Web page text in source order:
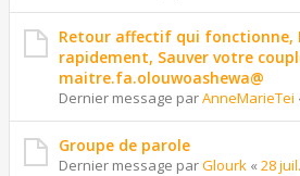
Retour affectif qui fonctionne,
rapidement, Sauver votre
maitre.fa.olouwoashewa@
Dernier message parAnneMarieTei
Groupe de parole
Dernier message parGlourk « 28